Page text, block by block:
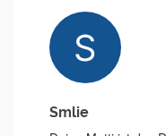
Smlie